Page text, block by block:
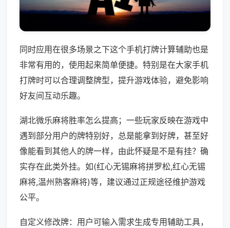
同时应用在很多场景之下这个手机打牌计算辅助也是
非常有用的，使用起来简单便捷。特别是在大家手机
打牌时可以合理调整牌型，提升游戏体验，避免影响
好友间互动乐趣。
湖北微乐麻将胜率怎么提高；一些玩家反映在游戏中
遇到部分用户的牌特别好，总是能拿到好牌，甚至好
像能看到其他人的牌一样，由此怀疑是不是有挂？确
实存在此类外挂。如(红心无锡麻将拼罗松,红心无锡
麻将,温州熟客麻将)等，建议通过正规途径维护游戏
公平。
自定义修改牌：用户可输入需求生成专用辅助工具，